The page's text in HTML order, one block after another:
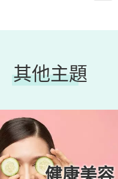
其他主題
健康美容